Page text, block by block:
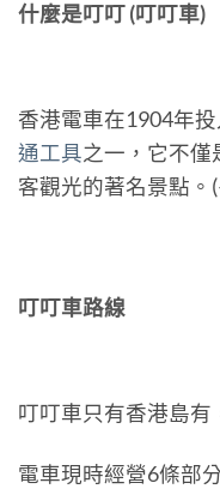
什麼是叮叮 (叮叮車)
香港電車在1904年
通工具之一，它不僅
客觀光的著名景點。
叮叮車路線
叮叮車只有香港島有
電車現時經營6條部